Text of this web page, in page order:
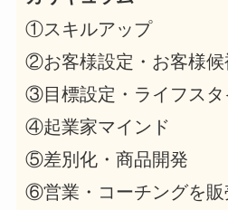
①スキルアップ
②お客様設定・お客様候
③目標設定・ライフスタ
④起業家マインド
⑤差別化・商品開発
⑥営業・コーチングを販